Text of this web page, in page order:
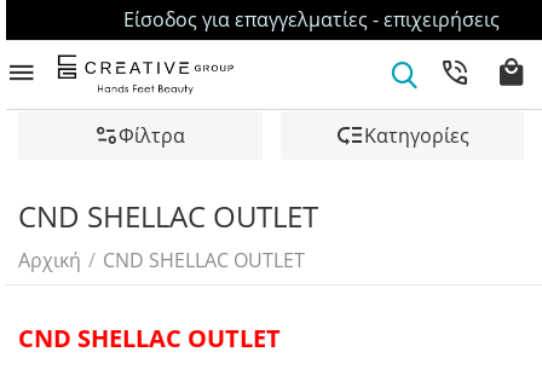
Είσοδος για επαγγελματίες - επιχειρήσεις
Φίλτρα Κατηγορίες
CND SHELLAC OUTLET
Αρχική / CND SHELLAC OUTLET
CND SHELLAC OUTLET